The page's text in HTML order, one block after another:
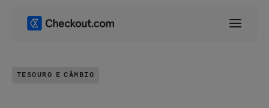
TESOURO E CÂMBIO